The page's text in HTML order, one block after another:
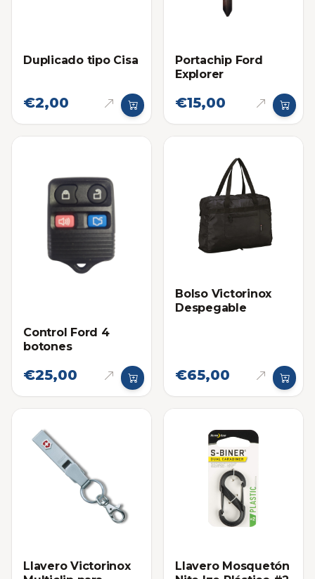
Duplicado tipo Cisa
€2,00
Portachip Ford
Explorer
€15,00
Control Ford 4
botones
€25,00
Bolso Victorinox
Despegable
€65,00
Llavero Victorinox
Llavero Mosquetón